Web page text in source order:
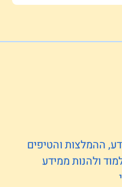
ההמלצות והטיפים
ולהנות ממידע